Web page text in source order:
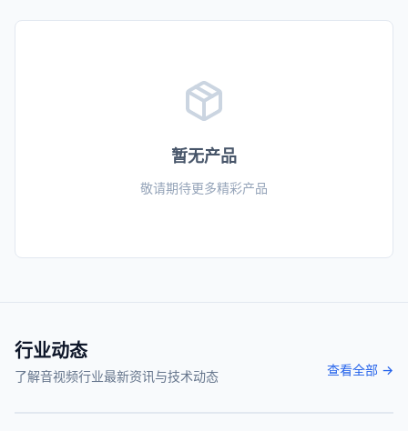
暂无产品
敬请期待更多精彩产品
行业动态
了解音视频行业最新资讯与技术动态 查看全部 →